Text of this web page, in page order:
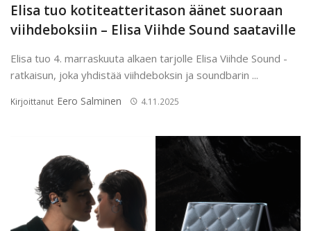
Elisa tuo kotiteatteritason äänet suoraan
viihdeboksiin – Elisa Viihde Sound saataville
Elisa tuo 4. marraskuuta alkaen tarjolle Elisa Viihde Sound -
ratkaisun, joka yhdistää viihdeboksin ja soundbarin ...
Kirjoittanut Eero Salminen 4.11.2025